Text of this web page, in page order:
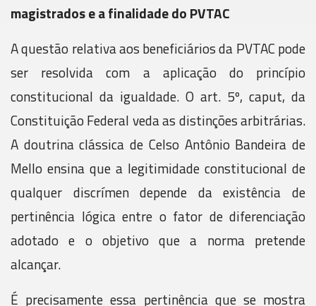
magistrados e a finalidade do PVTAC
A questão relativa aos beneficiários da PVTAC pode
ser resolvida com a aplicação do princípio
constitucional da igualdade. O art. 5º, caput, da
Constituição Federal veda as distinções arbitrárias.
A doutrina clássica de Celso Antônio Bandeira de
Mello ensina que a legitimidade constitucional de
qualquer discrímen depende da existência de
pertinência lógica entre o fator de diferenciação
adotado e o objetivo que a norma pretende
alcançar.
É precisamente essa pertinência que se mostra